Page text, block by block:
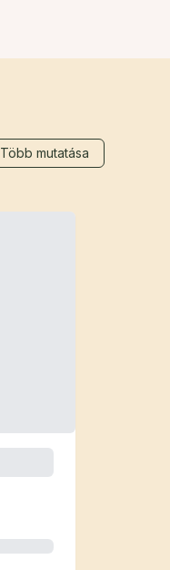
Több mutatása